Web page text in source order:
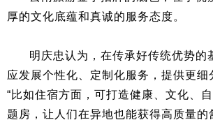
厚的文化底蕴和真诚的服务态度。
明庆忠认为，在传承好传统优势的
应发展个性化、定制化服务，提供更细
“比如住宿方面，可打造健康、文化、
题房，让人们在异地也能获得高质量的